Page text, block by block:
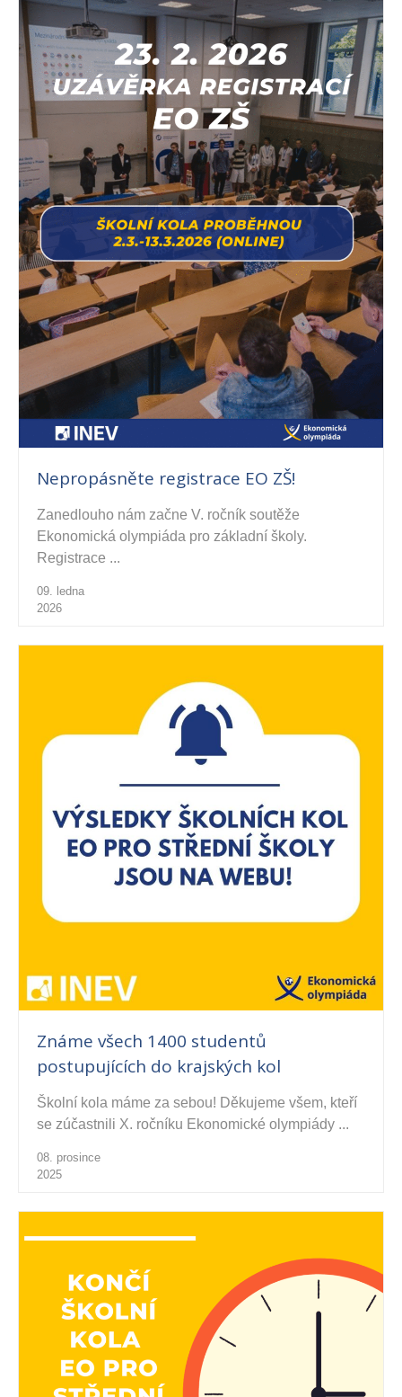
Nepropásněte registrace EO ZŠ!
Zanedlouho nám začne V. ročník soutěže
Ekonomická olympiáda pro základní školy.
Registrace ...
09. ledna
2026
Známe všech 1400 studentů
postupujících do krajských kol
Školní kola máme za sebou! Děkujeme všem, kteří
se zúčastnili X. ročníku Ekonomické olympiády ...
08. prosince
2025